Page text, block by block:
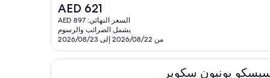
السعر
الحالي
هو
AED
621
AED 621
السعر النهائي: AED 897
يشمل الضرائب والرسوم
من 2026/08/22 إلى 2026/08/23
سكوير